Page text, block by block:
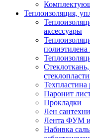
Теплоизоляция,
аксессуары
полиэтилена
Техпластина
Паронит
Прокладки
Лен
Лента ФУМ и
Набивка